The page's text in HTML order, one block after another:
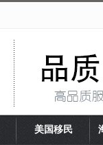
美国移民